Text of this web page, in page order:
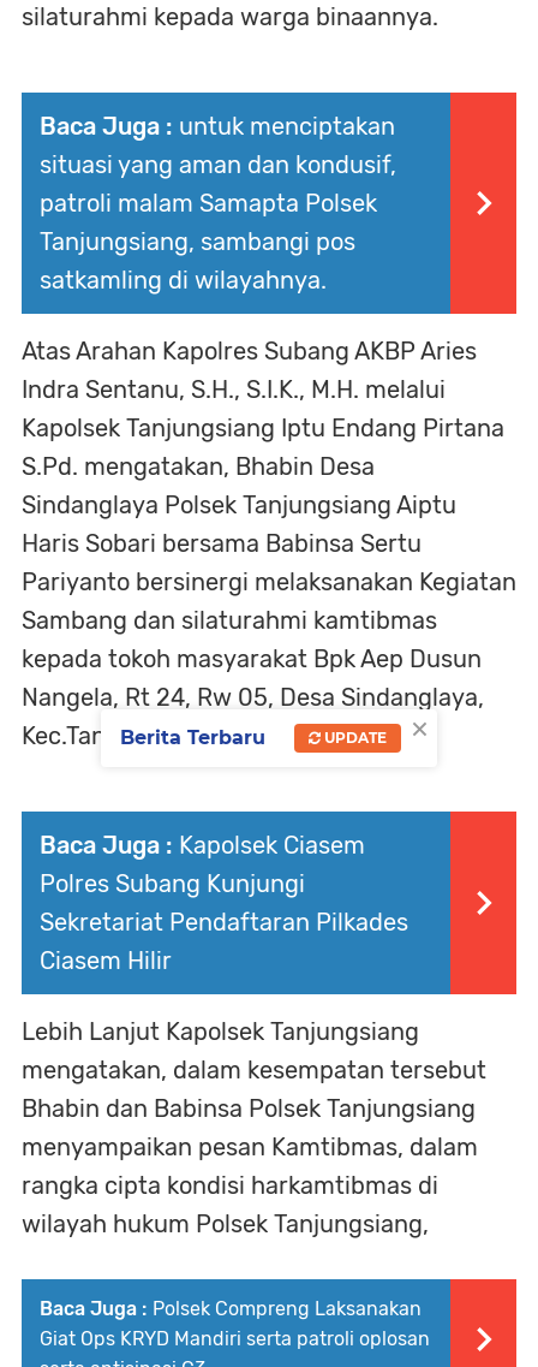
silaturahmi kepada warga binaannya.
Baca Juga : untuk menciptakan
situasi yang aman dan kondusif,
patroli malam Samapta Polsek
Tanjungsiang, sambangi pos
satkamling di wilayahnya.
Atas Arahan Kapolres Subang AKBP Aries
Indra Sentanu, S.H., S.I.K., M.H. melalui
Kapolsek Tanjungsiang Iptu Endang Pirtana
S.Pd. mengatakan, Bhabin Desa
Sindanglaya Polsek Tanjungsiang Aiptu
Haris Sobari bersama Babinsa Sertu
Pariyanto bersinergi melaksanakan Kegiatan
Sambang dan silaturahmi kamtibmas
kepada tokoh masyarakat Bpk Aep Dusun
Nangela, Rt 24, Rw 05, Desa Sindanglaya,
Kec.Tanjungsiang, Kab. Subang.
Baca Juga : Kapolsek Ciasem
Polres Subang Kunjungi
Sekretariat Pendaftaran Pilkades
Ciasem Hilir
Lebih Lanjut Kapolsek Tanjungsiang
mengatakan, dalam kesempatan tersebut
Bhabin dan Babinsa Polsek Tanjungsiang
menyampaikan pesan Kamtibmas, dalam
rangka cipta kondisi harkamtibmas di
wilayah hukum Polsek Tanjungsiang,
Baca Juga : Polsek Compreng Laksanakan
Giat Ops KRYD Mandiri serta patroli oplosan
×
Berita Terbaru UPDATE